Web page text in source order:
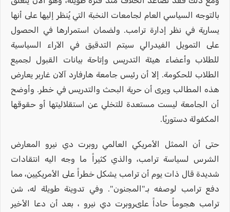
بالتوجه السياسي العام لجامعات النخبة التي يُنظر إليها على أنها
يسارية في نظر إدارة ترامب. ولضمان استمرارها في الحصول
على التمويل الفيدرالي سيتم التدقيق في الآراء السياسية
للطلاب وأعضاء هيئة التدريس وإتاحة بيانات القبول لجميع
الطلاب للحكومة. إلا أن رئيس جامعة هارفارد آلان غاربر يعارض
هذه المطالب ويرى أن حرية البحث والتدريس في خطر. وأوضح
أن الجامعة ليست مستعدة للتخلي عن استقلاليتها أو حقوقها
المكفولة دستوريًا.
حتى أن الممثل الأمريكي العالمي روبرت دي نيرو المعارض
الشرس لسياسة ترامب، والذي كثيراً ما وجه اليه انتقادات
شديدة قال ذات يوم أن ترامب يشكل خطراً على الأمريكيين، مما
دفع ترامب لوصفه بـ"المجنون". وفي تدوينة طويلة له، شن
ترامب هجوماً حاداً علىروبرت دي نيرو ، بعد أن دعا الأخير